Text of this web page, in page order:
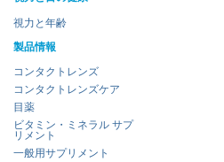
視力と年齢
製品情報
コンタクトレンズ
コンタクトレンズケア
目薬
ビタミン・ミネラル サプ
リメント
一般用サプリメント